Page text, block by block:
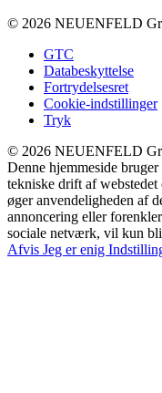
© 2026 NEUENFELD
GTC
Databeskyttelse
Fortrydelsesret
Cookie-indstillinger
Tryk
© 2026 NEUENFELD
Denne hjemmeside
tekniske drift af
øger anvendeligheden af
annoncering eller
sociale netværk, vil kun
Afvis Jeg er enig